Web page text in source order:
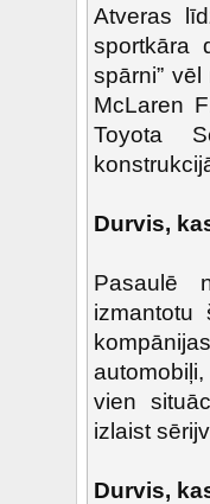
Atveras
sportkāra
spārni”
McLaren
Toyota
Durvis,
Pasaulē
izmantotu
vien
izlaist
Durvis,